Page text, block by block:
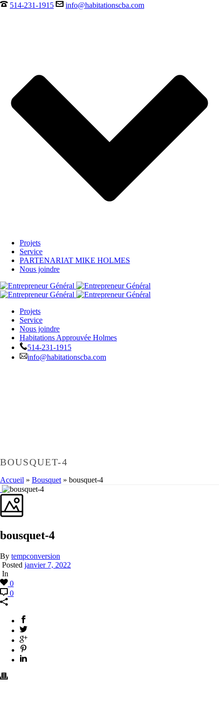
514-231-1915 info@habitationscba.com
Projets
Service
PARTENARIAT MIKE HOLMES
Nous joindre
Projets
Service
Nous joindre
Habitations Approuvée Holmes
514-231-1915
info@habitationscba.com
BOUSQUET-4
Accueil » Bousquet » bousquet-4
bousquet-4
By tempconversion
Posted janvier 7, 2022
In
0
0